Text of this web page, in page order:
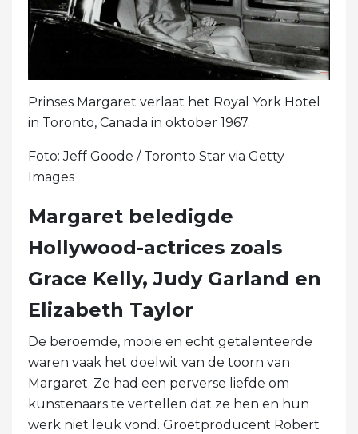
Prinses Margaret verlaat het Royal York Hotel
in Toronto, Canada in oktober 1967.
Foto: Jeff Goode / Toronto Star via Getty
Images
Margaret beledigde
Hollywood-actrices zoals
Grace Kelly, Judy Garland en
Elizabeth Taylor
De beroemde, mooie en echt getalenteerde
waren vaak het doelwit van de toorn van
Margaret. Ze had een perverse liefde om
kunstenaars te vertellen dat ze hen en hun
werk niet leuk vond. Groetproducent Robert